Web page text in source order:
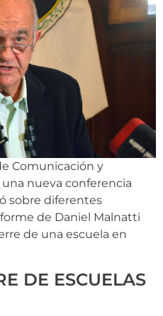
Comunicación y
nueva conferencia
sobre diferentes
de Daniel Malnatti
de una escuela en
DE ESCUELAS